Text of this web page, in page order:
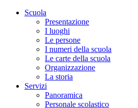
Scuola
Presentazione
I luoghi
Le persone
I numeri della scuola
Le carte della scuola
Organizzazione
La storia
Servizi
Panoramica
Personale scolastico